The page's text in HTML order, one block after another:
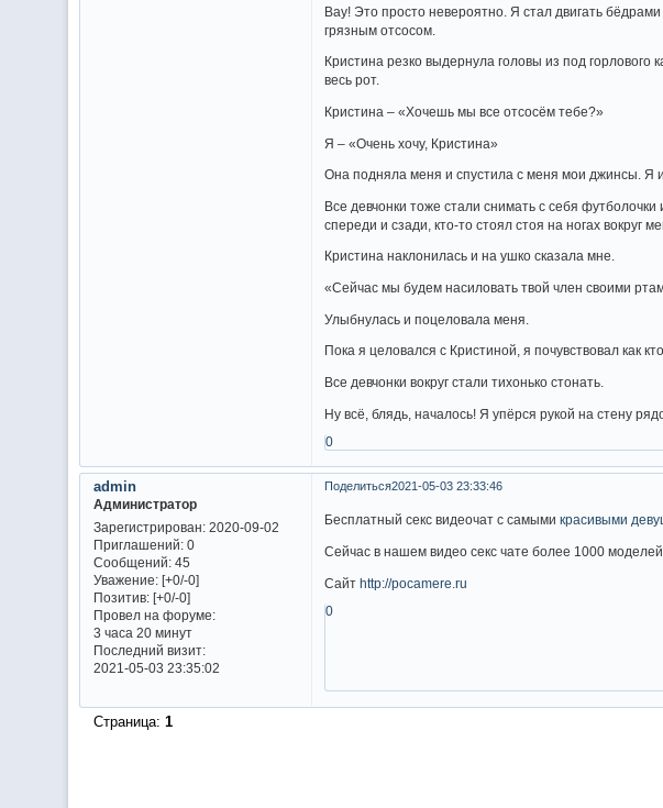
Вау! Это просто невероятно. Я стал двигать
грязным отсосом.
Кристина резко выдернула головы из под
весь рот.
Кристина – «Хочешь мы все отсосём тебе?»
Я – «Очень хочу, Кристина»
Она подняла меня и спустила с меня мои джинсы. Я
Все девчонки тоже стали снимать с себя
спереди и сзади, кто-то стоял стоя на ногах вокруг
Кристина наклонилась и на ушко сказала мне.
«Сейчас мы будем насиловать твой член своими
Улыбнулась и поцеловала меня.
Пока я целовался с Кристиной, я почувствовал как
Все девчонки вокруг стали тихонько стонать.
Ну всё, блядь, началось! Я упёрся рукой на стену
0
Поделиться2021-05-03 23:33:46
admin
Администратор
Зарегистрирован: 2020-09-02
Приглашений:0
Сообщений:45
Уважение: [+0/-0]
Позитив: [+0/-0]
Провел на форуме:
3 часа 20 минут
Последний визит:
2021-05-03 23:35:02
Бесплатный секс видеочат с самымикрасивыми
Сейчас в нашем видео секс чате более 1000
Сайтhttp://pocamere.ru
0
Страница: 1